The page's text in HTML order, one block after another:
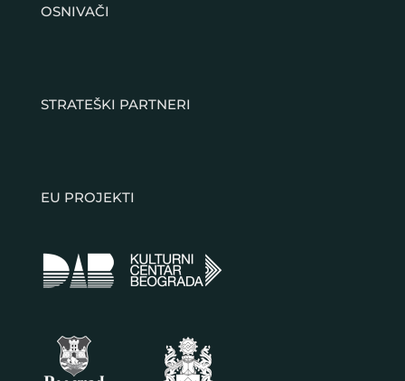
OSNIVAČI
STRATEŠKI PARTNERI
EU PROJEKTI